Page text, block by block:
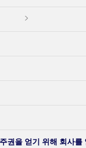
권을 얻기 위해 회사를